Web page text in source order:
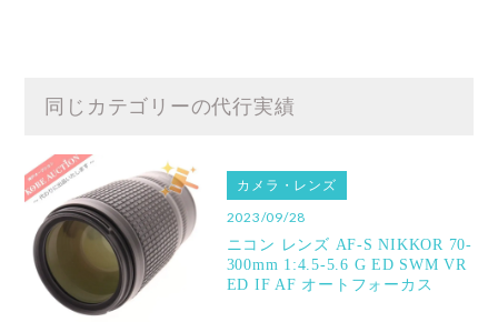
同じカテゴリーの代行実績
カメラ・レンズ
2023/09/28
ニコン レンズ AF-S NIKKOR 70-
300mm 1:4.5-5.6 G ED SWM VR
ED IF AF オートフォーカス